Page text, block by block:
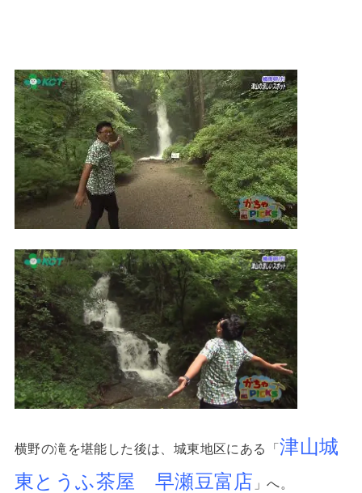
横野の滝を堪能した後は、城東地区にある「津山城
東とうふ茶屋 早瀬豆富店 」へ。